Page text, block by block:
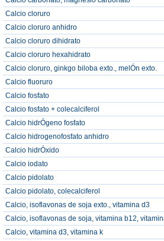
Calcio cloruro
Calcio cloruro anhidro
Calcio cloruro dihidrato
Calcio cloruro hexahidrato
Calcio cloruro, ginkgo biloba exto., melÓn exto.
Calcio fluoruro
Calcio fosfato
Calcio fosfato + colecalciferol
Calcio hidrÓgeno fosfato
Calcio hidrogenofosfato anhidro
Calcio hidrÓxido
Calcio iodato
Calcio pidolato
Calcio pidolato, colecalciferol
Calcio, isoflavonas de soja exto., vitamina d3
Calcio, isoflavonas de soja, vitamina b12,
Calcio, vitamina d3, vitamina k